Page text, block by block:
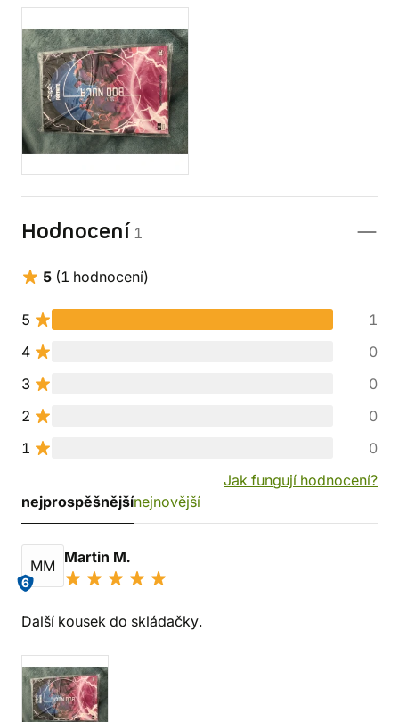
Hodnocení 1
5 (1 hodnocení)
5
1
4
0
3
0
2
0
1
0
Jak fungují hodnocení?
nejprospěšnějšínejnovější
MM
6
Martin M.
Další kousek do skládačky.